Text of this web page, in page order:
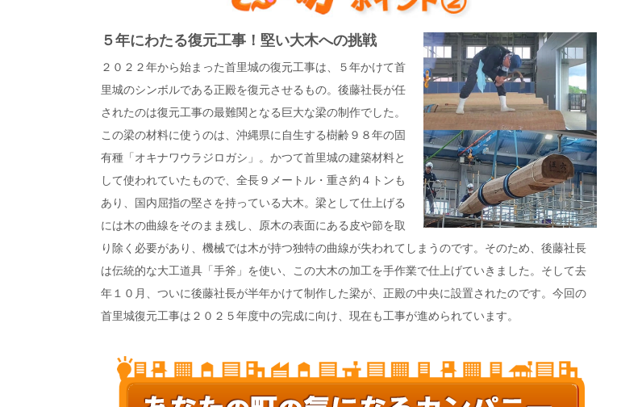
５年にわたる復元工事！堅い大木への挑戦
２０２２年から始まった首里城の復元工事は、５年かけて首
里城のシンボルである正殿を復元させるもの。後藤社長が任
されたのは復元工事の最難関となる巨大な梁の制作でした。
この梁の材料に使うのは、沖縄県に自生する樹齢９８年の固
有種「オキナワウラジロガシ」。かつて首里城の建築材料と
して使われていたもので、全長９メートル・重さ約４トンも
あり、国内屈指の堅さを持っている大木。梁として仕上げる
には木の曲線をそのまま残し、原木の表面にある皮や節を取
り除く必要があり、機械では木が持つ独特の曲線が失われてしまうのです。そのため、後藤社長
は伝統的な大工道具「手斧」を使い、この大木の加工を手作業で仕上げていきました。そして去
年１０月、ついに後藤社長が半年かけて制作した梁が、正殿の中央に設置されたのです。今回の
首里城復元工事は２０２５年度中の完成に向け、現在も工事が進められています。